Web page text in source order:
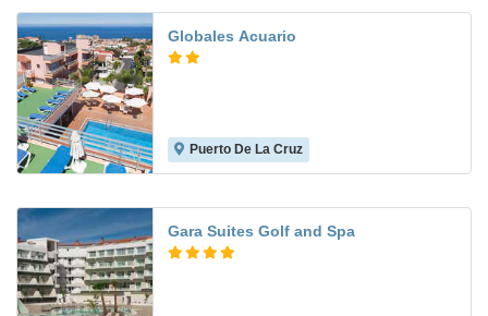
Globales Acuario
Puerto De La Cruz
Gara Suites Golf and Spa